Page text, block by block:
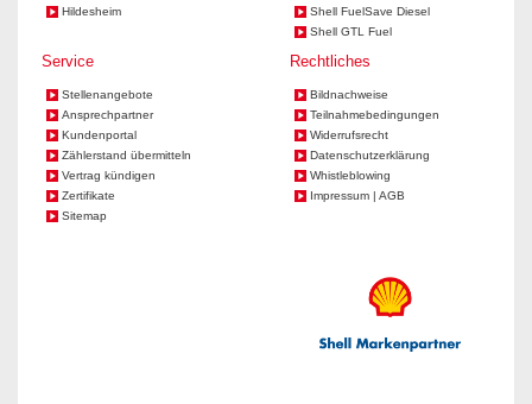
Hildesheim
Shell FuelSave Diesel
Shell GTL Fuel
Service
Stellenangebote
Ansprechpartner
Kundenportal
Zählerstand übermitteln
Vertrag kündigen
Zertifikate
Sitemap
Rechtliches
Bildnachweise
Teilnahmebedingungen
Widerrufsrecht
Datenschutzerklärung
Whistleblowing
Impressum | AGB